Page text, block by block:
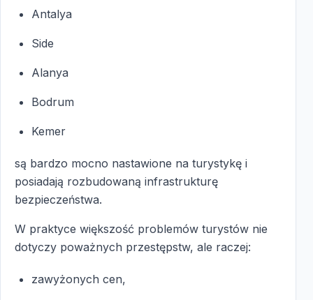
Antalya
Side
Alanya
Bodrum
Kemer
są bardzo mocno nastawione na turystykę i
posiadają rozbudowaną infrastrukturę
bezpieczeństwa.
W praktyce większość problemów turystów nie
dotyczy poważnych przestępstw, ale raczej:
zawyżonych cen,